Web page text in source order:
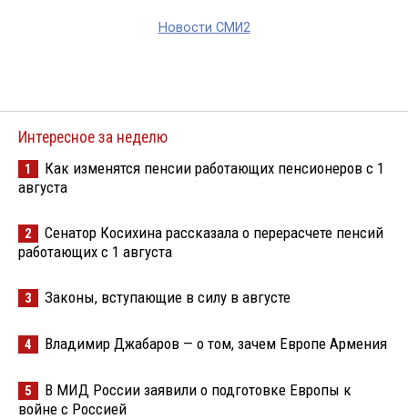
Новости СМИ2
Интересное за неделю
1
Как изменятся пенсии работающих пенсионеров с 1
августа
2
Сенатор Косихина рассказала о перерасчете пенсий
работающих с 1 августа
3 Законы, вступающие в силу в августе
4 Владимир Джабаров — о том, зачем Европе Армения
5
В МИД России заявили о подготовке Европы к
войне с Россией